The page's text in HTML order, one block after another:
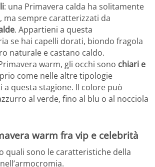
: una Primavera calda ha solitamente
ma sempre caratterizzati da
. Appartieni a questa
se hai capelli dorati, biondo fragola
naturale e castano caldo.
warm, gli occhi sono chiari e
come nelle altre tipologie
a questa stagione. Il colore può
al verde, fino al blu o al nocciola
warm fra vip e celebrità
quali sono le caratteristiche della